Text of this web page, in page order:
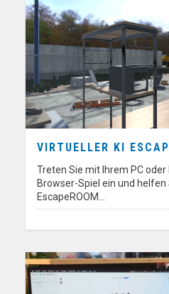
VIRTUELLER KI
Treten Sie mit Ihrem PC oder
Browser-Spiel ein und helfen
EscapeROOM…